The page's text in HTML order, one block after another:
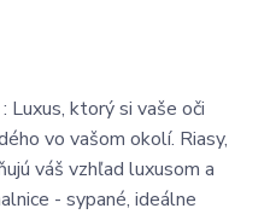
Luxus, ktorý si vaše oči
vo vašom okolí. Riasy,
váš vzhľad luxusom a
- sypané, ideálne